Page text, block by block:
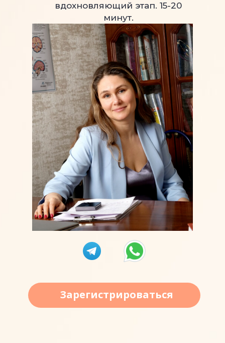
вдохновляющий этап. 15-20
минут.
Зарегистрироваться